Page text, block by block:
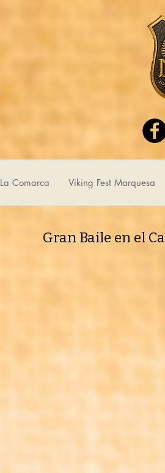
La Comarca Viking Fest Marquesa
Gran Baile en el